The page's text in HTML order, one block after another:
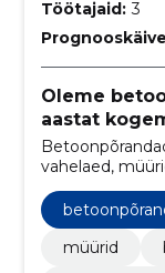
Töötajaid: 3
Oleme
aastat
vahelaed,
müürid